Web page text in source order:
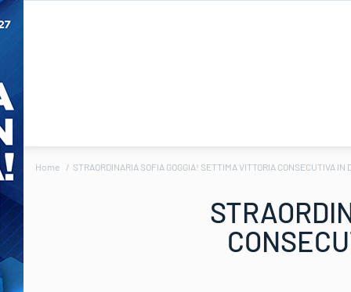
Home STRAORDINARIA SOFIA GOGGIA! SETTIMA VITTORIA CONSECUTIVA IN